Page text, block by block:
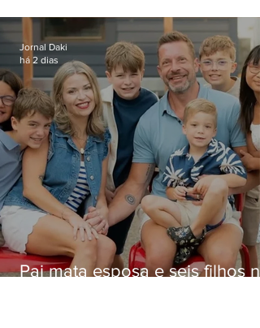
Niterói
Pai mata esposa e seis filhos
Jornal Daki
há 2 dias